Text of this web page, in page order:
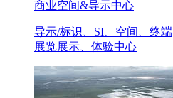
商业空间&导示中心
导示/标识、SI、空间、终端
展览展示、体验中心